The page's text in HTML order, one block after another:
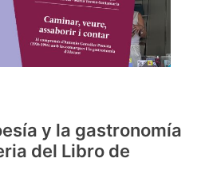
y la gastronomía
del Libro de